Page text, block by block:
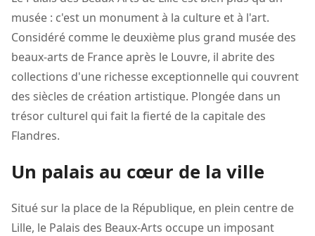
musée : c'est un monument à la culture et à l'art.
Considéré comme le deuxième plus grand musée des
beaux-arts de France après le Louvre, il abrite des
collections d'une richesse exceptionnelle qui couvrent
des siècles de création artistique. Plongée dans un
trésor culturel qui fait la fierté de la capitale des
Flandres.
Un palais au cœur de la ville
Situé sur la place de la République, en plein centre de
Lille, le Palais des Beaux-Arts occupe un imposant